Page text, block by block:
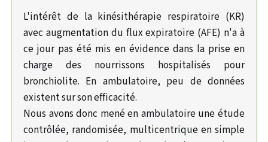
L'intérêt de la kinésithérapie respiratoire (KR)
avec augmentation du flux expiratoire (AFE) n'a à
ce jour pas été mis en évidence dans la prise en
charge des nourrissons hospitalisés pour
bronchiolite. En ambulatoire, peu de données
existent sur son efficacité.
Nous avons donc mené en ambulatoire une étude
contrôlée, randomisée, multicentrique en simple